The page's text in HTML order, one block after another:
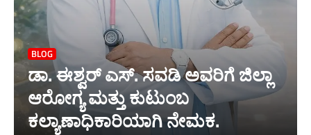
BLOG
ಡಾ. ಈಶ್ವರ್ ಎಸ್. ಸವಡಿ ಅವರಿಗೆ ಜಿಲ್ಲಾ
ಆರೋಗ್ಯ ಮತ್ತು ಕುಟುಂಬ
ಕಲ್ಯಾಣಾಧಿಕಾರಿಯಾಗಿ ನೇಮಕ.